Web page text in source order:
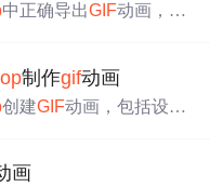
中正确导出GIF动画，包
制作gif动画
创建GIF动画，包括设置
画